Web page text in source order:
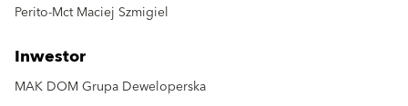
Perito-Mct Maciej Szmigiel
Inwestor
MAK DOM Grupa Deweloperska